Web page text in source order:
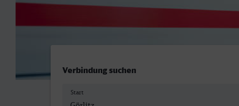
Verbindung suchen
Start